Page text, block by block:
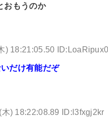
おもうのか
) 18:21:05.50 ID:LoaRipux0
だけ有能だぞ
) 18:22:08.89 ID:l3fxgj2kr